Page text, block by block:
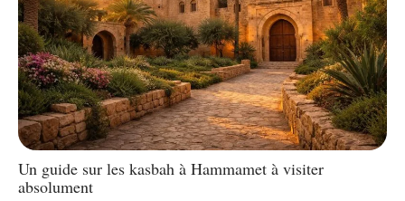
Un guide sur les kasbah à Hammamet à visiter
absolument